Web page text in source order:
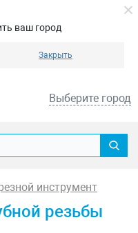
ваш город
Закрыть
Выберите город
инструмент
резьбы